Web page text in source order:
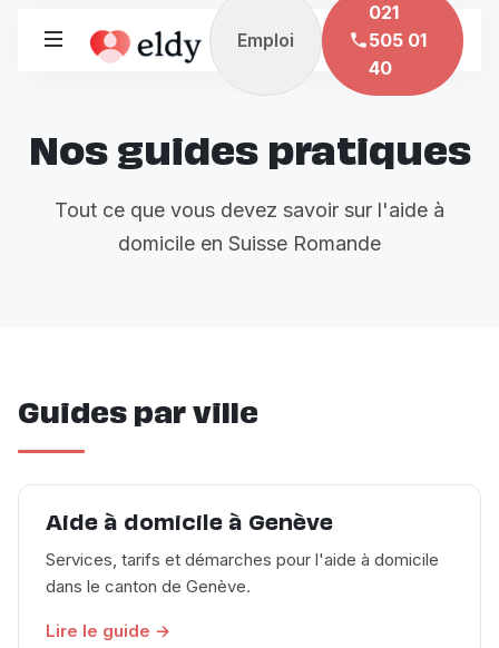
Emploi
021
505 01
40
Nos guides pratiques
Tout ce que vous devez savoir sur l'aide à
domicile en Suisse Romande
Guides par ville
Aide à domicile à Genève
Services, tarifs et démarches pour l'aide à domicile
dans le canton de Genève.
Lire le guide →